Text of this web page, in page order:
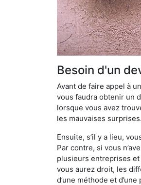
Besoin d'un
Avant de faire appel à
vous faudra obtenir un
lorsque vous avez
les mauvaises surprises.
Ensuite, s’il y a lieu,
Par contre, si vous
plusieurs entreprises
vous aurez droit, les
d’une méthode et